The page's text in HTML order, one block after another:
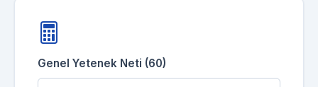
Genel Yetenek Neti (60)